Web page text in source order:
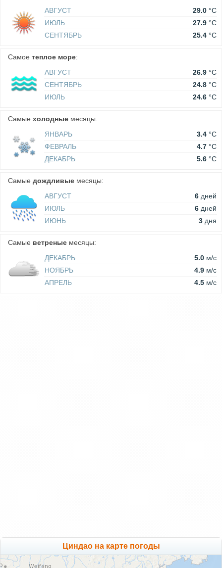
АВГУСТ
29.0 °C
ИЮЛЬ
27.9 °C
СЕНТЯБРЬ
25.4 °C
Самое теплое море:
АВГУСТ
26.9 °C
СЕНТЯБРЬ
24.8 °C
ИЮЛЬ
24.6 °C
Самые холодные месяцы:
ЯНВАРЬ
3.4 °C
ФЕВРАЛЬ
4.7 °C
ДЕКАБРЬ
5.6 °C
Самые дождливые месяцы:
АВГУСТ
6 дней
ИЮЛЬ
6 дней
ИЮНЬ
3 дня
Самые ветреные месяцы:
ДЕКАБРЬ
5.0 м/c
НОЯБРЬ
4.9 м/c
АПРЕЛЬ
4.5 м/c
Циндао на карте погоды